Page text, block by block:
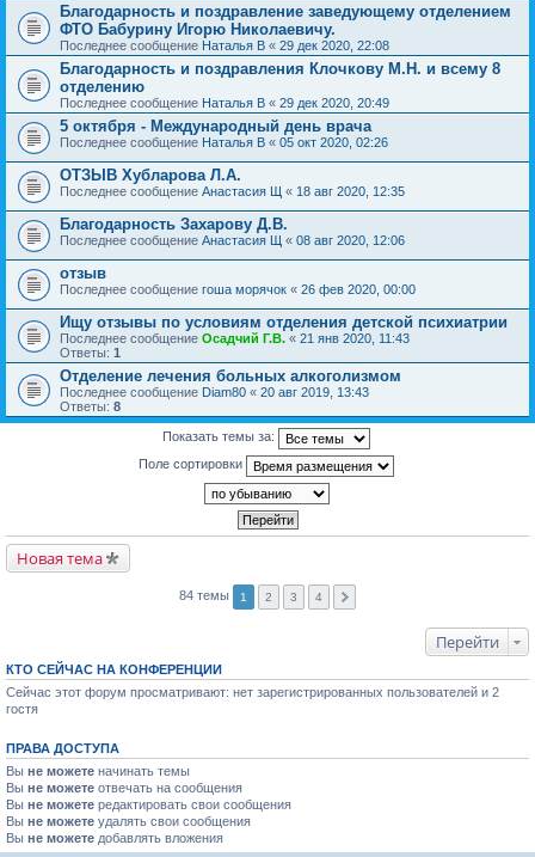
Благодарность и поздравление заведующему отделением
ФТО Бабурину Игорю Николаевичу.
Последнее сообщение Наталья В « 29 дек 2020, 22:08
Благодарность и поздравления Клочкову М.Н. и всему 8
отделению
Последнее сообщение Наталья В « 29 дек 2020, 20:49
5 октября - Международный день врача
Последнее сообщение Наталья В « 05 окт 2020, 02:26
ОТЗЫВ Хубларова Л.А.
Последнее сообщение Анастасия Щ « 18 авг 2020, 12:35
Благодарность Захарову Д.В.
Последнее сообщение Анастасия Щ « 08 авг 2020, 12:06
отзыв
Последнее сообщение гоша морячок « 26 фев 2020, 00:00
Ищу отзывы по условиям отделения детской психиатрии
Последнее сообщение Осадчий Г.В. « 21 янв 2020, 11:43
Ответы: 1
Отделение лечения больных алкоголизмом
Последнее сообщение Diam80 « 20 авг 2019, 13:43
Ответы: 8
Показать темы за:
Поле сортировки
Новая тема
84 темы 1 2 3 4
Перейти
КТО СЕЙЧАС НА КОНФЕРЕНЦИИ
Сейчас этот форум просматривают: нет зарегистрированных пользователей и 2
гостя
ПРАВА ДОСТУПА
Вы не можете начинать темы
Вы не можете отвечать на сообщения
Вы не можете редактировать свои сообщения
Вы не можете удалять свои сообщения
Вы не можете добавлять вложения